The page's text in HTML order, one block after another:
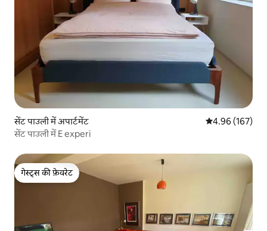
सेंट पाउली में अपार्टमेंट औसत रेटिंग 5 में से
4.96 (167)
सेंट पाउली में E experi
गेस्ट्स की फ़ेवरेट
गेस्ट्स की फ़ेवरेट